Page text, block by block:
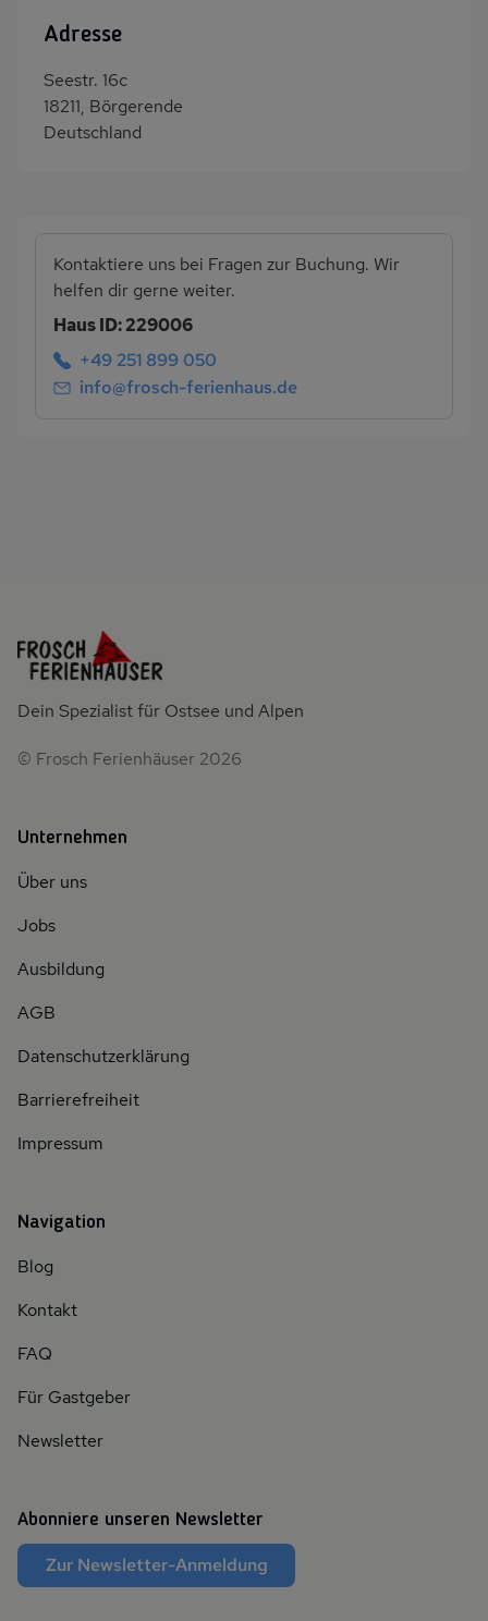
Adresse
Seestr. 16c
18211, Börgerende
Deutschland
Kontaktiere uns bei Fragen zur Buchung. Wir
helfen dir gerne weiter.
Haus ID: 229006
+49 251 899 050
info@frosch-ferienhaus.de
Dein Spezialist für Ostsee und Alpen
© Frosch Ferienhäuser 2026
Unternehmen
Über uns
Jobs
Ausbildung
AGB
Datenschutzerklärung
Barrierefreiheit
Impressum
Navigation
Blog
Kontakt
FAQ
Für Gastgeber
Newsletter
Abonniere unseren Newsletter
Zur Newsletter-Anmeldung